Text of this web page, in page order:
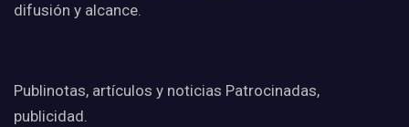
difusión y alcance.
Publinotas, artículos y noticias Patrocinadas,
publicidad.